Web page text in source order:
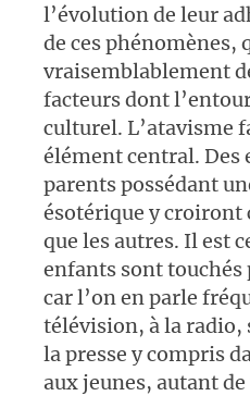
l’évolution de leur
de ces phénomènes,
vraisemblablement
facteurs dont
culturel. L’atavisme
élément central. Des
parents possédant
ésotérique y
que les autres. Il est
enfants sont touchés
car l’on en parle
télévision, à la radio,
la presse y compris
aux jeunes, autant